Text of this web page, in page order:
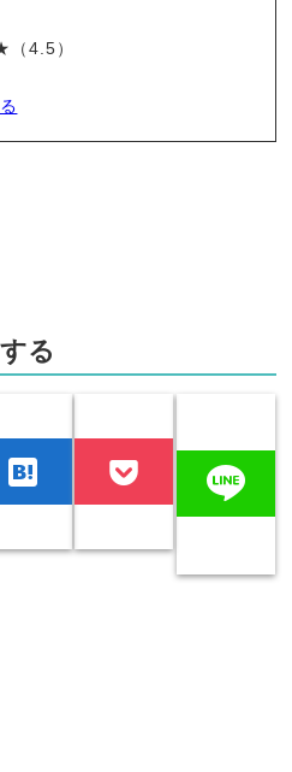
4.5）
る
hatenabookmark line